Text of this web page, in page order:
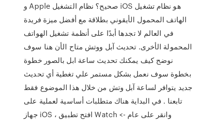
و Apple صحيح؟ نظام التشغيل iOS هو نظام تشغيل
الهاتف المحمول الأيقوني بطلاقة مع أفضل ميزة فريدة
في العالم لا تجدها أبدًا على أنظمة تشغيل الهواتف
المحمولة الأخرى. تحديث آبل ووتش متاح الأن هنا سوف
نوضح كيف يمكنك تحديث ساعة ابل بالصور خطوة
بخطوة سوف نعمل بشكل مستمر علي تغطية أي تحديث
جديد يتوافر لساعة آبل وتش من خلال هذا الموضوع فقط
تابعنا . في البداية هناك متطلبات أساسية لعملية على
جهاز iOS ، افتح تطبيق Watch وانقر على عام ->